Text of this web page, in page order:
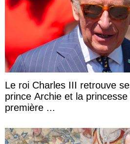
Le roi Charles III retrouve
prince Archie et la
première ...